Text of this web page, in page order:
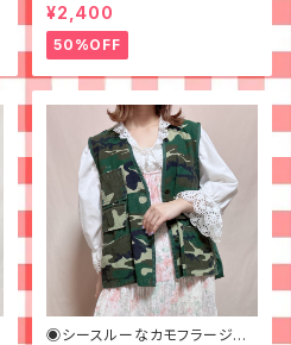
ルベスト◉ 古着 ビーズ
¥2,400
50%OFF
◉シースルーなカモフラージュ